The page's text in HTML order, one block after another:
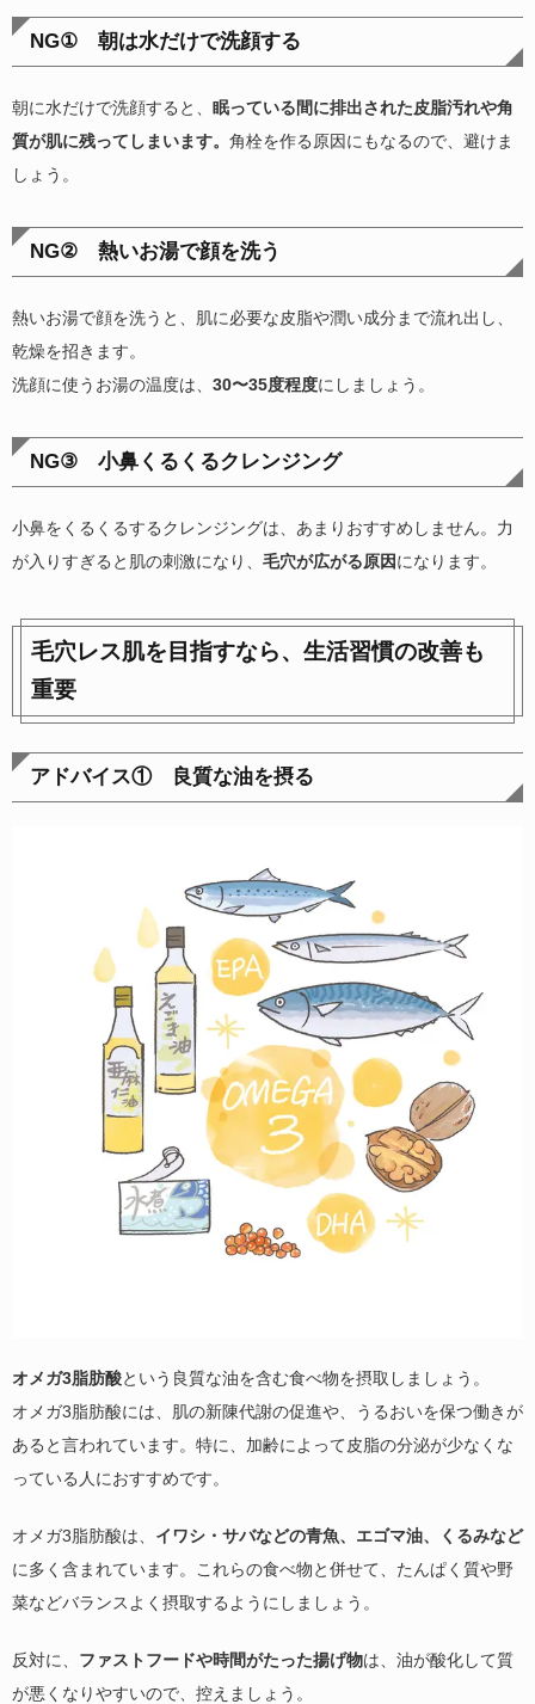
NG① 朝は水だけで洗顔する
朝に水だけで洗顔すると、 眠っている間に排出された皮脂汚れや角
質が肌に残ってしまいます。 角栓を作る原因にもなるので、避けま
しょう。
NG② 熱いお湯で顔を洗う
熱いお湯で顔を洗うと、肌に必要な皮脂や潤い成分まで流れ出し、
乾燥を招きます。
洗顔に使うお湯の温度は、 30〜35度程度にしましょう。
NG③ 小鼻くるくるクレンジング
小鼻をくるくるするクレンジングは、あまりおすすめしません。力
が入りすぎると肌の刺激になり、 毛穴が広がる原因になります。
毛穴レス肌を目指すなら、生活習慣の改善も
重要
アドバイス① 良質な油を摂る
オメガ3脂肪酸という良質な油を含む食べ物を摂取しましょう。
オメガ3脂肪酸には、肌の新陳代謝の促進や、うるおいを保つ働きが
あると言われています。特に、加齢によって皮脂の分泌が少なくな
っている人におすすめです。
オメガ3脂肪酸は、 イワシ・サバなどの青魚、エゴマ油、くるみなど
に多く含まれています。これらの食べ物と併せて、たんぱく質や野
菜などバランスよく摂取するようにしましょう。
反対に、 ファストフードや時間がたった揚げ物は、油が酸化して質
が悪くなりやすいので、控えましょう。